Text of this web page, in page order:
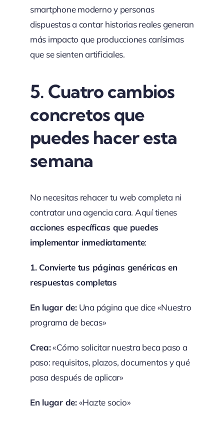
smartphone moderno y personas
dispuestas a contar historias reales generan
más impacto que producciones carísimas
que se sienten artificiales.
5. Cuatro cambios
concretos que
puedes hacer esta
semana
No necesitas rehacer tu web completa ni
contratar una agencia cara. Aquí tienes
acciones específicas que puedes
implementar inmediatamente:
1. Convierte tus páginas genéricas en
respuestas completas
En lugar de:Una página que dice «Nuestro
programa de becas»
Crea:«Cómo solicitar nuestra beca paso a
paso: requisitos, plazos, documentos y qué
pasa después de aplicar»
En lugar de:«Hazte socio»